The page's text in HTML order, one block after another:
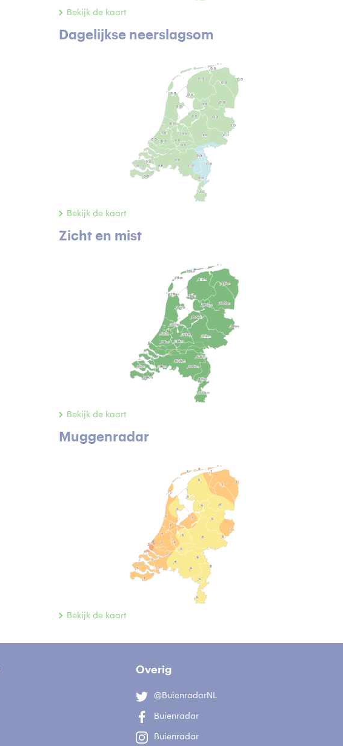
Bekijk de kaart
Dagelijkse neerslagsom
Bekijk de kaart
Zicht en mist
Bekijk de kaart
Muggenradar
Bekijk de kaart
Overig
@BuienradarNL
Buienradar
Buienradar